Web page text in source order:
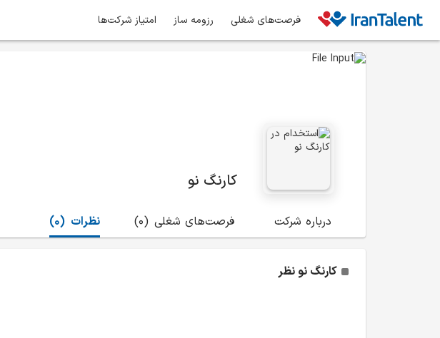
فرصت‌های شغلی رزومه ساز امتیاز شرکت‌ها
کارنگ نو
درباره شرکت (0) فرصت‌های شغلی (0) نظرات
کارنگ نونظر